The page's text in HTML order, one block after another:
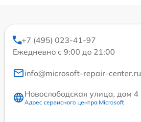
+7 (495) 023-41-97
Ежедневно с 9:00 до 21:00
info@microsoft-repair-center.ru
Новослободская улица, дом 4
Адрес сервисного центра Microsoft